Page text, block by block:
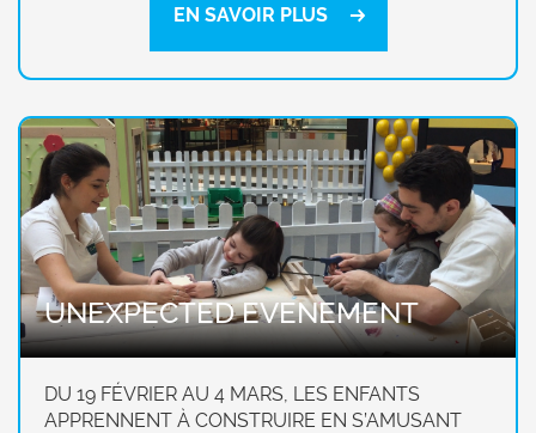
EN SAVOIR PLUS
UNEXPECTED EVENEMENT
DU 19 FÉVRIER AU 4 MARS, LES ENFANTS
APPRENNENT À CONSTRUIRE EN S’AMUSANT